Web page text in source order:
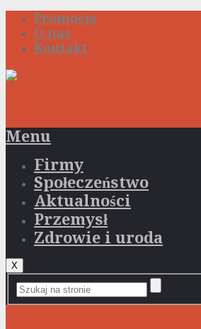
Promocja
O nas
Kontakt
Menu
Firmy
Społeczeństwo
Aktualności
Przemysł
Zdrowie i uroda
X